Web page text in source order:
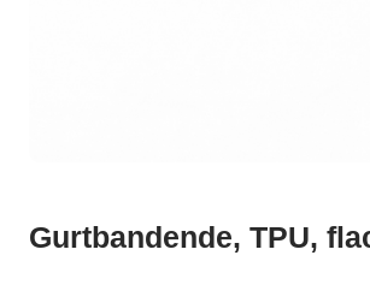
Gurtbandende, TPU,